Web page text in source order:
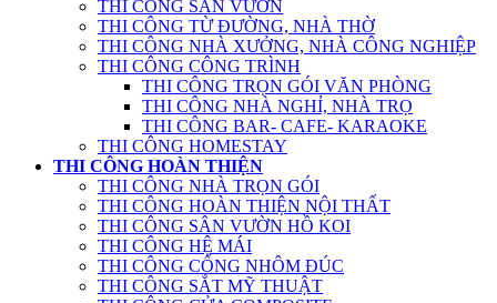
THI CÔNG SÂN VƯỜN
THI CÔNG TỪ ĐƯỜNG, NHÀ THỜ
THI CÔNG NHÀ XƯỞNG, NHÀ CÔNG NGHIỆP
THI CÔNG CÔNG TRÌNH
THI CÔNG TRỌN GÓI VĂN PHÒNG
THI CÔNG NHÀ NGHỈ, NHÀ TRỌ
THI CÔNG BAR- CAFE- KARAOKE
THI CÔNG HOMESTAY
THI CÔNG HOÀN THIỆN
THI CÔNG NHÀ TRỌN GÓI
THI CÔNG HOÀN THIỆN NỘI THẤT
THI CÔNG SÂN VƯỜN HỒ KOI
THI CÔNG HỆ MÁI
THI CÔNG CỔNG NHÔM ĐÚC
THI CÔNG SẮT MỸ THUẬT